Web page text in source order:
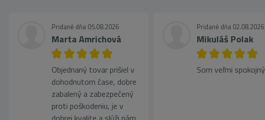
Pridané dňa 05.08.2026
Marta Amrichová
Objednaný tovar prišiel v
dohodnutom čase, dobre
zabalený a zabezpečený
proti poškodeniu, je v
Pridané dňa 02.08.2026
Mikuláš Polak
Som veľmi spokojný